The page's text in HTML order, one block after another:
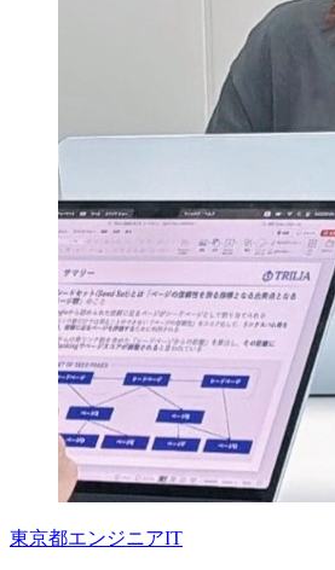
東京都エンジニアIT